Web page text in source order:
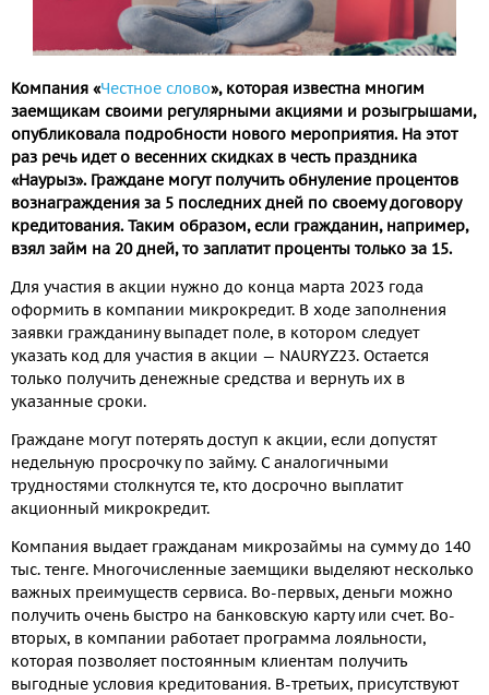
Компания «Честное слово», которая известна многим
заемщикам своими регулярными акциями и розыгрышами,
опубликовала подробности нового мероприятия. На этот
раз речь идет о весенних скидках в честь праздника
«Наурыз». Граждане могут получить обнуление процентов
вознаграждения за 5 последних дней по своему договору
кредитования. Таким образом, если гражданин, например,
взял займ на 20 дней, то заплатит проценты только за 15.
Для участия в акции нужно до конца марта 2023 года
оформить в компании микрокредит. В ходе заполнения
заявки гражданину выпадет поле, в котором следует
указать код для участия в акции — NAURYZ23. Остается
только получить денежные средства и вернуть их в
указанные сроки.
Граждане могут потерять доступ к акции, если допустят
недельную просрочку по займу. С аналогичными
трудностями столкнутся те, кто досрочно выплатит
акционный микрокредит.
Компания выдает гражданам микрозаймы на сумму до 140
тыс. тенге. Многочисленные заемщики выделяют несколько
важных преимуществ сервиса. Во-первых, деньги можно
получить очень быстро на банковскую карту или счет. Во-
вторых, в компании работает программа лояльности,
которая позволяет постоянным клиентам получить
выгодные условия кредитования. В-третьих, присутствуют